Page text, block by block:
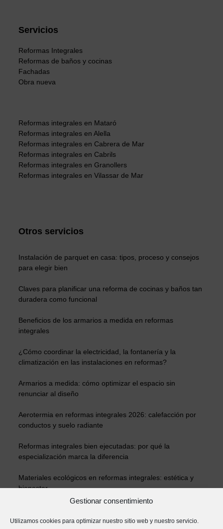
Gestionar consentimiento
Utilizamos cookies para optimizar nuestro sitio web y nuestro servicio.
Servicios
Reformas Integrales
Reformas de baños y cocinas
Fachadas
Obra nueva
Reformas integrales en Mataró
Reformas integrales en Alella
Reformas integrales en Cabrera de Mar
Reformas integrales en Cabrils
Reformas integrales en Granollers
Reformas integrales en Vilassar de Mar
Otros servicios
Instalación de parquet en casa: tipos, proceso y consejos
para elegir bien
Claves para planificar una reforma de cocinas y baños tan
duradera como funcional
Beneficios de los armarios a medida en reformas
integrales
¿Cómo coordinar la electricidad, la fontanería y la
climatización en las instalaciones en reformas?
Armarios a medida: cómo optimizar el espacio sin
renunciar al diseño
Aerotermia en reformas integrales 2026: calefacción por
conductos y suelo radiante
Reformas integrales bien ejecutadas: por qué la
especialización marca la diferencia
Materiales ecológicos en reformas integrales: estética y
bienestar